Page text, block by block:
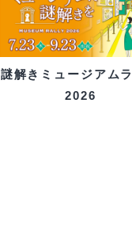
謎解きミュージアム
2026